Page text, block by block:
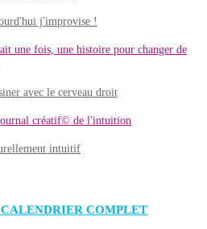
j'improvise !
une fois, une histoire pour changer de
avec le cerveau droit
créatif© de l'intuition
intuitif
COMPLET